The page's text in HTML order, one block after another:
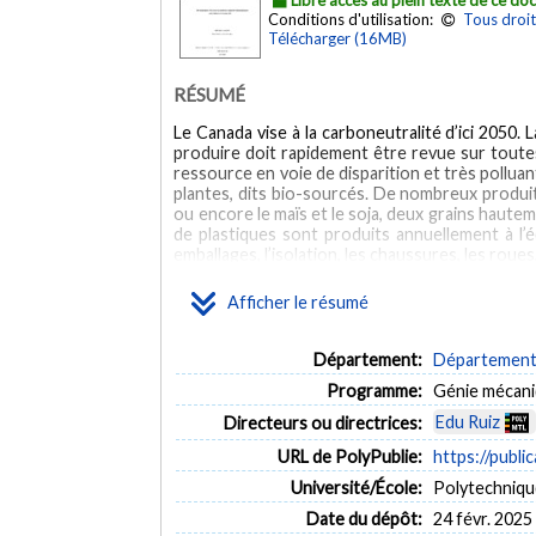
Conditions d'utilisation:
Tous
Télécharger (16MB)
Afficher le résumé
RÉSUMÉ
Le Canada vise à la carboneutralité d’ici
produire doit rapidement être revue sur
ressource en voie de disparition et très
plantes, dits bio-sourcés. De nombreux
ou encore le maïs et le soja, deux grains
de plastiques sont produits annuellement à
emballages, l’isolation, les chaussures, les
être donnée. Ce projet a pour objectif de
l’impression 3D. Cette recherche a été
d’huile de soja et d’un catalyseur. Au total,
cuisson. Le bio-TPU développé a été
macro-caractérisé, avec des essais de flexion
pourcentage biosourcé variant de 50 à 65%,
de fusion des segments rigides est en
semi-cristalline, bien que la température de
de 2,50% wt. de glycérine rigidifie le
ainsi la contrainte ultime à la traction de
transition vitreuse de +13%, comparativement
Département:
Programme: Génie
Directeurs ou directrices:
Edu Ruiz
URL de PolyPublie: https://
Université/École:
Date du dépôt: 24 févr. 2025